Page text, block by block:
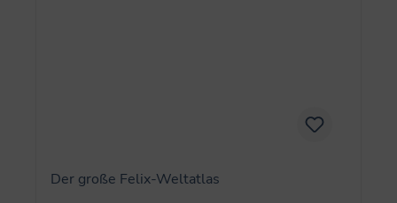
Der große Felix-Weltatlas